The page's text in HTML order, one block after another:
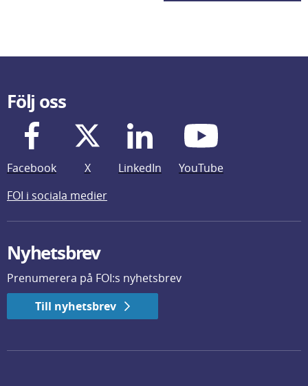
Följ oss
Facebook X LinkedIn
YouTube
FOI i sociala medier
Nyhetsbrev
Prenumerera på FOI:s nyhetsbrev
Till nyhetsbrev